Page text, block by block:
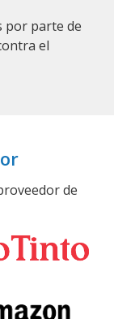
por parte de
el
de